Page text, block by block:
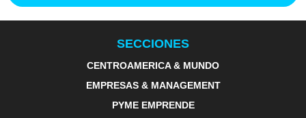
SECCIONES
CENTROAMERICA & MUNDO
EMPRESAS & MANAGEMENT
PYME EMPRENDE